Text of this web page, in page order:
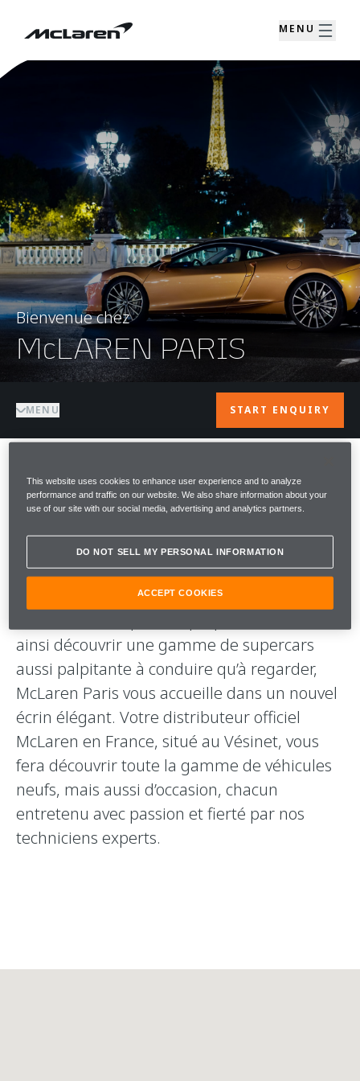
MENU
Bienvenue chez
McLAREN PARIS
MENU START ENQUIRY
BIENVENUE CHEZ
McLAREN PARIS
Bienvenue chez McLaren Paris, Si vous
souhaitez vivre l’expérience McLaren comme
ainsi découvrir une gamme de supercars
aussi palpitante à conduire qu’à regarder,
McLaren Paris vous accueille dans un nouvel
écrin élégant. Votre distributeur officiel
McLaren en France, situé au Vésinet, vous
fera découvrir toute la gamme de véhicules
neufs, mais aussi d’occasion, chacun
entretenu avec passion et fierté par nos
techniciens experts.
This website uses cookies to enhance user experience and to analyze
performance and traffic on our website. We also share information about your
use of our site with our social media, advertising and analytics partners.
DO NOT SELL MY PERSONAL INFORMATION
ACCEPT COOKIES